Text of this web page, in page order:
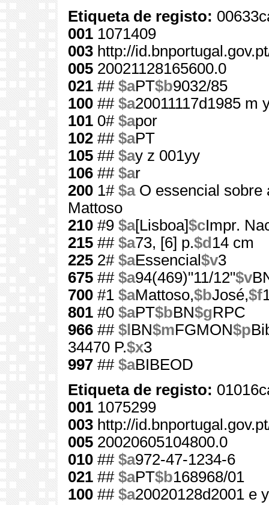
Etiqueta de registo:
001 1071409
003 http://
005 20021128165600.0
021 ## $aPT$b9032/85
100 ## $a20011117d1985 m
101 0# $apor
102 ## $aPT
105 ## $ay z 001yy
106 ## $ar
200 1# $aO essencial sobre
Mattoso
210 #9 $a[Lisboa]$cImpr.
215 ## $a73, [6] p.$d 14 cm
225 2# $aEssencial$v3
675 ## $a94(469)"11/12"$v
700 #1 $aMattoso,$bJosé,$f
801 #0 $aPT$bBN$gRPC
966 ## $l BN$mFGMON$p
34470 P.$x3
997 ## $aBIBEOD
Etiqueta de registo:
001 1075299
003 http://
005 20020605104800.0
010 ## $a972-47-1234-6
021 ## $aPT$b168968/01
100 ## $a20020128d2001 e